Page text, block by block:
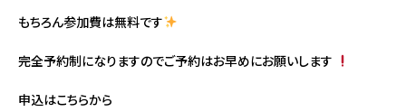
もちろん参加費は無料です
完全予約制になりますのでご予約はお早めにお願いします
申込はこちらから